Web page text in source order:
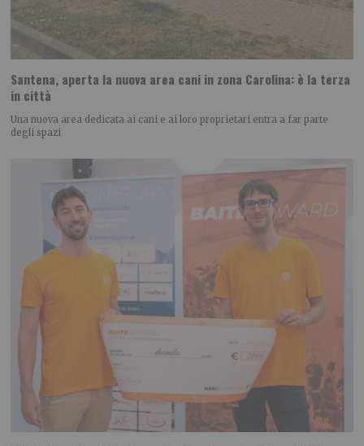
Santena, aperta la nuova area cani in zona Carolina: è la terza
in città
Una nuova area dedicata ai cani e ai loro proprietari entra a far parte
degli spazi